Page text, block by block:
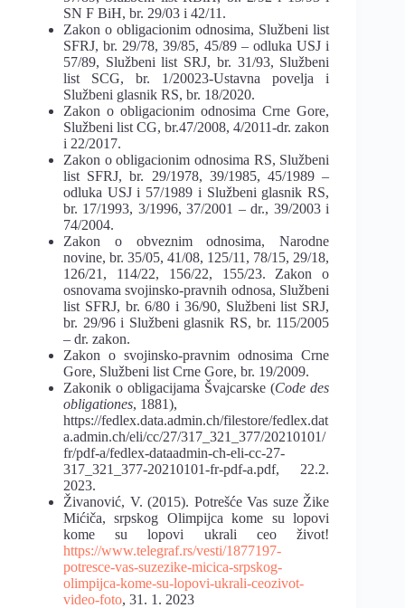
SN F BiH, br. 29/03 i 42/11.
Zakon o obligacionim odnosima, Službeni list
SFRJ, br. 29/78, 39/85, 45/89 – odluka USJ i
57/89, Službeni list SRJ, br. 31/93, Službeni
list SCG, br. 1/20023-Ustavna povelja i
Službeni glasnik RS, br. 18/2020.
Zakon o obligacionim odnosima Crne Gore,
Službeni list CG, br.47/2008, 4/2011-dr. zakon
i 22/2017.
Zakon o obligacionim odnosima RS, Službeni
list SFRJ, br. 29/1978, 39/1985, 45/1989 –
odluka USJ i 57/1989 i Službeni glasnik RS,
br. 17/1993, 3/1996, 37/2001 – dr., 39/2003 i
74/2004.
Zakon o obveznim odnosima, Narodne
novine, br. 35/05, 41/08, 125/11, 78/15, 29/18,
126/21, 114/22, 156/22, 155/23. Zakon o
osnovama svojinsko-pravnih odnosa, Službeni
list SFRJ, br. 6/80 i 36/90, Službeni list SRJ,
br. 29/96 i Službeni glasnik RS, br. 115/2005
– dr. zakon.
Zakon o svojinsko-pravnim odnosima Crne
Gore, Službeni list Crne Gore, br. 19/2009.
Zakonik o obligacijama Švajcarske (Code des
obligationes, 1881),
https://fedlex.data.admin.ch/filestore/fedlex.dat
a.admin.ch/eli/cc/27/317_321_377/20210101/
fr/pdf-a/fedlex-dataadmin-ch-eli-cc-27-
317_321_377-20210101-fr-pdf-a.pdf, 22.2.
2023.
Živanović, V. (2015). Potrešće Vas suze Žike
Mićiča, srpskog Olimpijca kome su lopovi
kome su lopovi ukrali ceo život!
https://www.telegraf.rs/vesti/1877197-
potresce-vas-suzezike-micica-srpskog-
olimpijca-kome-su-lopovi-ukrali-ceozivot-
video-foto, 31. 1. 2023